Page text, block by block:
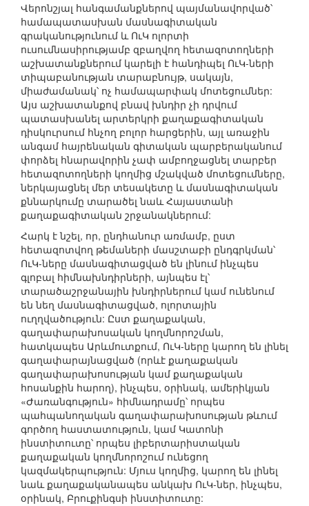
Վերոնշյալ հանգամանքներով պայմանավորված՝
համապատասխան մասնագիտական
գրականությունում և ՈւԿ ոլորտի
ուսումնասիրությամբ զբաղվող հետազոտողների
աշխատանքներում կարելի է հանդիպել ՈւԿ-ների
տիպաբանության տարաբնույթ, սակայն,
միաժամանակ՝ ոչ համապարփակ մոտեցումներ:
Այս աշխատանքով բնավ խնդիր չի դրվում
պատասխանել արտերկրի քաղաքագիտական
դիսկուրսում հնչող բոլոր հարցերին, այլ առաջին
անգամ հայրենական գիտական պարբերականում
փորձել հնարավորին չափ ամբողջացնել տարբեր
հետազոտողների կողմից մշակված մոտեցումները,
ներկայացնել մեր տեսակետը և մասնագիտական
քննարկումը տարածել նաև Հայաստանի
քաղաքագիտական շրջանակներում:
Հարկ է նշել, որ, ընդհանուր առմամբ, ըստ
հետազոտվող թեմաների մասշտաբի ընդգրկման՝
ՈւԿ-ները մասնագիտացված են լինում ինչպես
գլոբալ հիմնախնդիրների, այնպես էլ՝
տարածաշրջանային խնդիրներում կամ ունենում
են նեղ մասնագիտացված, ոլորտային
ուղղվածություն: Ըստ քաղաքական,
գաղափարախոսական կողմնորոշման,
հատկապես Արևմուտքում, ՈւԿ-ները կարող են լինել
գաղափարայնացված (որևէ քաղաքական
գաղափարախոսության կամ քաղաքական
հոսանքին հարող), ինչպես, օրինակ, ամերիկյան
«Ժառանգություն» հիմնադրամը՝ որպես
պահպանողական գաղափարախոսության թևում
գործող հաստատություն, կամ Կատոնի
ինստիտուտը՝ որպես լիբերտարիստական
քաղաքական կողմնորոշում ունեցող
կազմակերպություն: Մյուս կողմից, կարող են լինել
նաև քաղաքականապես անկախ ՈւԿ-ներ, ինչպես,
օրինակ, Բրուքինգսի ինստիտուտը: